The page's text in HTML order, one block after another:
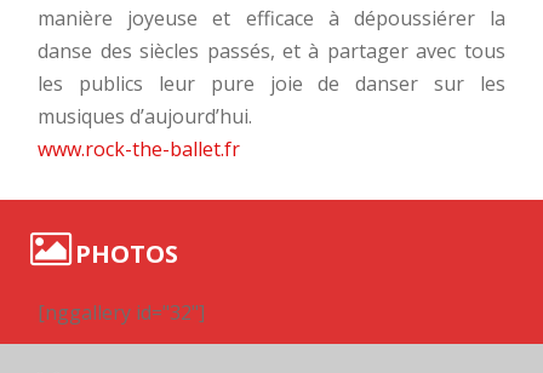
manière joyeuse et efficace à dépoussiérer la
danse des siècles passés, et à partager avec tous
les publics leur pure joie de danser sur les
musiques d’aujourd’hui.
www.rock-the-ballet.fr
PHOTOS
[nggallery id="32"]